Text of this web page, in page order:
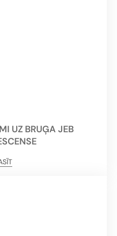
UZ BRUĢA JEB